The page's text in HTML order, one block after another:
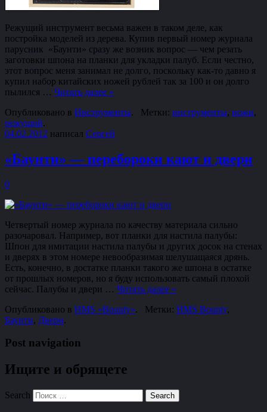
Режущий инструмент весьма важен в таком деле, как
постройка моделей из дерева. Купив первый номер журнала
парусник «Баунти» сразу же возник вопрос — чем резать
заготовки шпона на планки для укладки палуб. Если честно,
этот вопрос меня занимал не долго, поскольку как-то давно я
купил набор китайских ножей рублей так за 100 и он долго
пылился … Читать далее »
Опубликовано в Инструменты. Метки: инструменты, ножи,
режущий.
04.02.2012 написал Сергей
«Баунти» — перебороки кают и двери
0
Четвертый номер журнала по качеству материала сильно
разочаровал. Например, вот планки для настила палубы:
Шпон для имитации настила палубы и других досок на стенах
и дверях в этом номере невообразимая шелушащаяся дрянь.
Есть, конечно, в достатке планки такого же шпона в остатке
от прошлых номеров, но я буду использовать самый плохой
сейчас. Палубы и двери … Читать далее »
Опубликовано в HMS «Bounty». Метки: HMS Bounty,
Баунти, Двери.
Post navigation
Ищите и обрящете
Search